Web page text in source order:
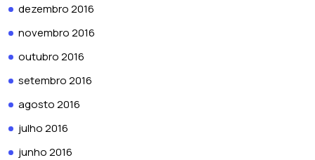
dezembro 2016
novembro 2016
outubro 2016
setembro 2016
agosto 2016
julho 2016
junho 2016